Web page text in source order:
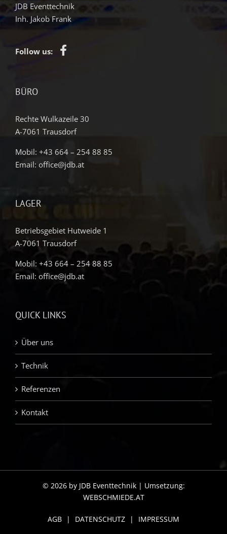
JDB Eventtechnik
Inh. Jakob Frank
Follow us:
BÜRO
Rechte Wulkazeile 30
A-7061 Trausdorf
Mobil: +43 664 – 254 88 85
Email: office@jdb.at
LAGER
Betriebsgebiet Hutweide 1
A-7061 Trausdorf
Mobil: +43 664 – 254 88 85
Email: office@jdb.at
QUICK LINKS
Über uns
Technik
Referenzen
Kontakt
© 2026 by JDB Eventtechnik | Umsetzung:
WEBSCHMIEDE.AT
AGB | DATENSCHUTZ | IMPRESSUM